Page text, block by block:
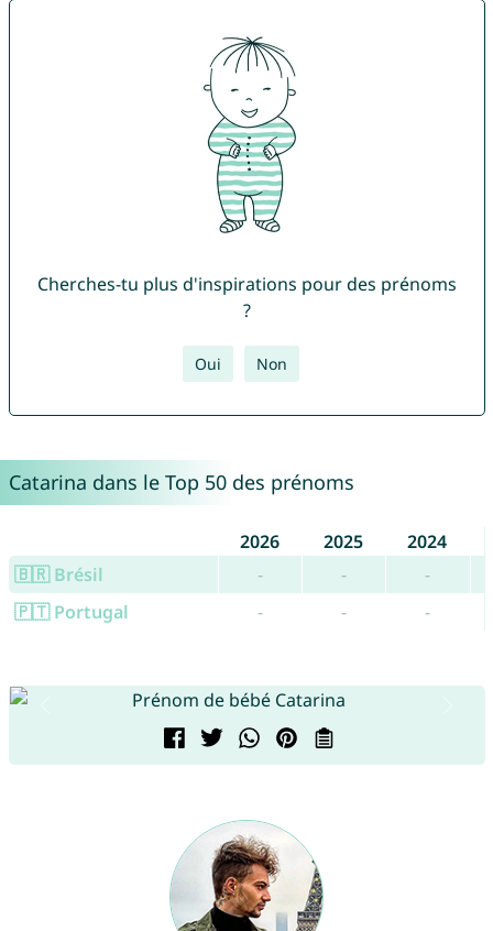
Cherches-tu plus d'inspirations pour des prénoms
?
Oui Non
Catarina dans le Top 50 des prénoms
2026 2025
2024
🇧🇷 Brésil
- -
-
🇵🇹 Portugal
- - -